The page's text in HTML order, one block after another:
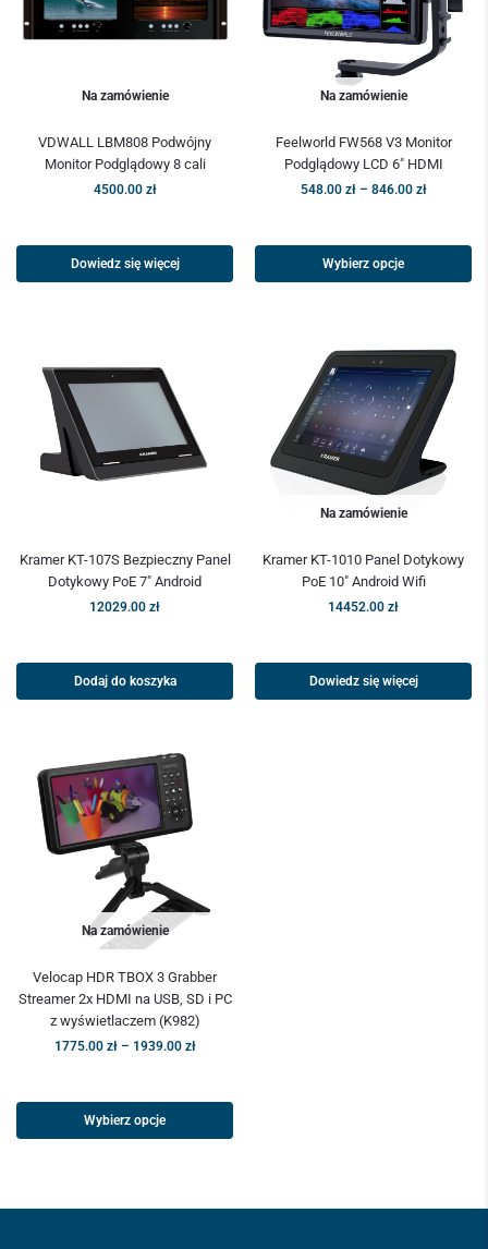
Na zamówienie
VDWALL LBM808 Podwójny
Monitor Podglądowy 8 cali
4500.00 zł
Dowiedz się więcej
Na zamówienie
Feelworld FW568 V3 Monitor
Podglądowy LCD 6″ HDMI
548.00 zł – 846.00 zł
Wybierz opcje
Kramer KT-107S Bezpieczny Panel
Dotykowy PoE 7″ Android
12029.00 zł
Dodaj do koszyka
Na zamówienie
Kramer KT-1010 Panel Dotykowy
PoE 10″ Android Wifi
14452.00 zł
Dowiedz się więcej
Na zamówienie
Velocap HDR TBOX 3 Grabber
Streamer 2x HDMI na USB, SD i PC
z wyświetlaczem (K982)
1775.00 zł – 1939.00 zł
Wybierz opcje